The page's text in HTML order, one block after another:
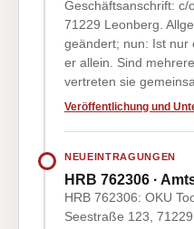
Geschäftsanschrift: c/
71229 Leonberg.
geändert; nun: Ist nur
er allein. Sind
vertreten sie
Veröffentlichung und
NEUEINTRAGUNGEN
HRB 762306 ·
HRB 762306: OKU
Seestraße 123,